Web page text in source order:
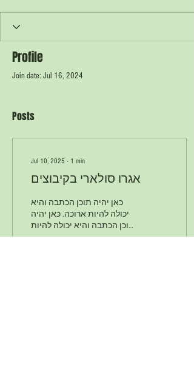
Profile
Join date: Jul 16, 2024
Posts
Jul 10, 2025 ∙ 1 min
אגרו סולארי בקיבוצים
כאן יהיה תוכן הכתבה והיא
יכולה להיות ארוכה. כאן יהיה
תוכן הכתבה והיא יכולה להיות
ארוכה. כאן יהיה תוכן הכתבה